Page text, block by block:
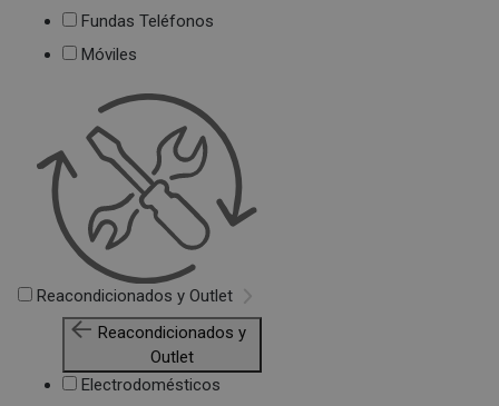
Fundas Teléfonos
Móviles
Reacondicionados y Outlet
Reacondicionados y
Outlet
Electrodomésticos